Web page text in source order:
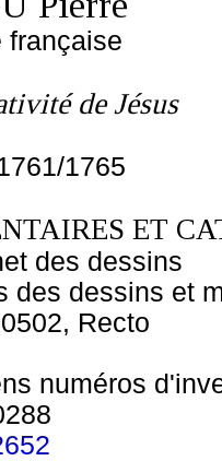
française
de Jésus
1765
ET
des dessins
des dessins et
Recto
numéros